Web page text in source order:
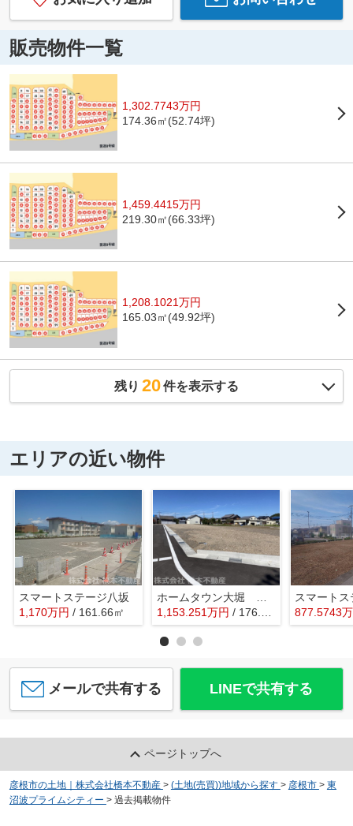
販売物件一覧
1,302.7743万円
174.36㎡(52.74坪)
1,459.4415万円
219.30㎡(66.33坪)
1,208.1021万円
165.03㎡(49.92坪)
残り 20件を表示する
エリアの近い物件
スマートステージ八坂
1,170万円 / 161.66㎡
1,153.251万円 / 176.50㎡ 877.5743万
メールで共有する LINEで共有する
ページトップへ
彦根市の土地｜株式会社橋本不動産 > (土地(売買))地域から探す > 彦根市 > 東
沼波プライムシティー > 過去掲載物件